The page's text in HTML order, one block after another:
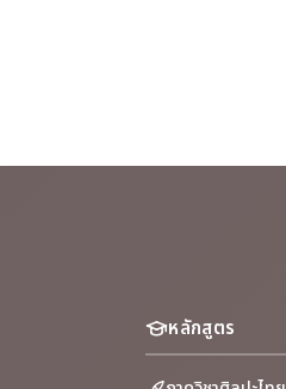
หลักสูตร